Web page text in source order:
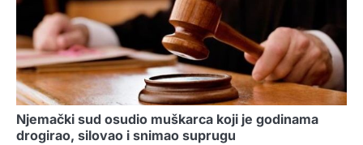
Njemački sud osudio muškarca koji je godinama
drogirao, silovao i snimao suprugu